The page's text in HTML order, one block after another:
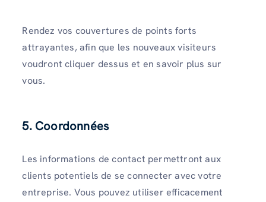
Rendez vos couvertures de points forts
attrayantes, afin que les nouveaux visiteurs
voudront cliquer dessus et en savoir plus sur
vous.
5. Coordonnées
Les informations de contact permettront aux
clients potentiels de se connecter avec votre
entreprise. Vous pouvez utiliser efficacement